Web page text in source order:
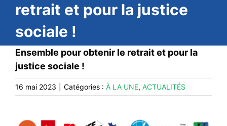
LES UNES
LA FSU 54
PUBLICATIONS
#ACTIONS
retrait et pour la justice
sociale !
Ensemble pour obtenir le retrait et pour la
justice sociale !
16 mai 2023 Catégories : À LA UNE, ACTUALITÉS